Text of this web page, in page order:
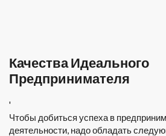
ГЛАВНОЕ МЕНЮ
Качества Идеального
Предпринимателя
'
Чтобы добиться успеха в
деятельности, надо обладать